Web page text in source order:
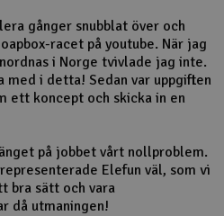
hobby
gånger snubblat över och
racet på youtube. När jag
i Norge tvivlade jag inte.
med i detta! Sedan var uppgiften
ett koncept och skicka in en
på jobbet vårt nollproblem.
Elefun väl, som vi
bra sätt och vara
då utmaningen!